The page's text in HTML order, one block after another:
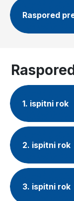
Raspored
1. ispitni rok
2. ispitni rok
3. ispitni rok